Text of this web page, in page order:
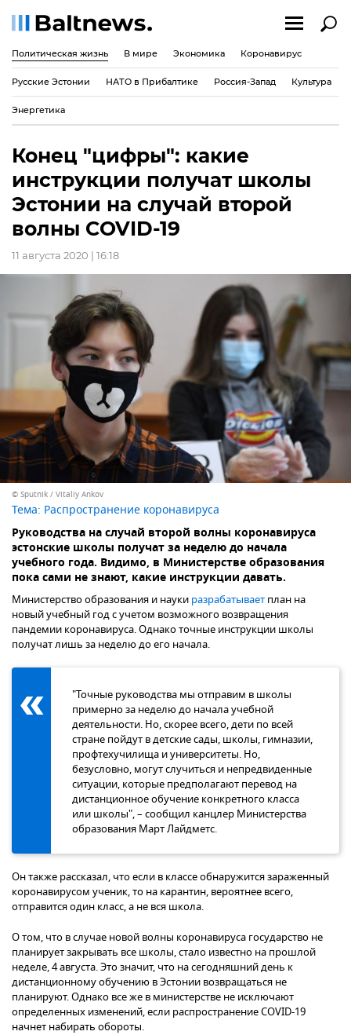
Политическая жизнь В мире Экономика Коронавирус
Русские Эстонии НАТО в Прибалтике Россия-Запад Культура
Энергетика
Конец "цифры": какие
инструкции получат школы
Эстонии на случай второй
волны COVID-19
11 августа 2020 | 16:18
© Sputnik / Vitaliy Ankov
Тема: Распространение коронавируса
Руководства на случай второй волны коронавируса
эстонские школы получат за неделю до начала
учебного года. Видимо, в Министерстве образования
пока сами не знают, какие инструкции давать.
Министерство образования и науки разрабатывает план на
новый учебный год с учетом возможного возвращения
пандемии коронавируса. Однако точные инструкции школы
получат лишь за неделю до его начала.
"Точные руководства мы отправим в школы
примерно за неделю до начала учебной
деятельности. Но, скорее всего, дети по всей
стране пойдут в детские сады, школы, гимназии,
профтехучилища и университеты. Но,
безусловно, могут случиться и непредвиденные
ситуации, которые предполагают перевод на
дистанционное обучение конкретного класса
или школы", – сообщил канцлер Министерства
образования Март Лайдметс.
Он также рассказал, что если в классе обнаружится зараженный
коронавирусом ученик, то на карантин, вероятнее всего,
отправится один класс, а не вся школа.
О том, что в случае новой волны коронавируса государство не
планирует закрывать все школы, стало известно на прошлой
неделе, 4 августа. Это значит, что на сегодняшний день к
дистанционному обучению в Эстонии возвращаться не
планируют. Однако все же в министерстве не исключают
определенных изменений, если распространение COVID-19
начнет набирать обороты.